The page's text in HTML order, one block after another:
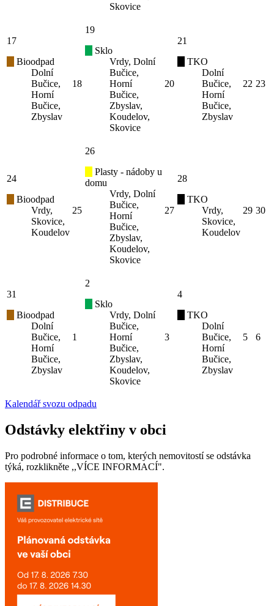
Skovice
17
Bioodpad
Dolní
Bučice,
Horní
Bučice,
Zbyslav
18
19
Sklo
Vrdy, Dolní
Bučice,
Horní
Bučice,
Zbyslav,
Koudelov,
Skovice
20
21
TKO
Dolní
Bučice,
Horní
Bučice,
Zbyslav
22 23
24
Bioodpad
Vrdy,
Skovice,
Koudelov
25
26
Plasty - nádoby u
domu
Vrdy, Dolní
Bučice,
Horní
Bučice,
Zbyslav,
Koudelov,
Skovice
27
28
TKO
Vrdy,
Skovice,
Koudelov
29 30
31
Bioodpad
Dolní
Bučice,
Horní
Bučice,
Zbyslav
1
2
Sklo
Vrdy, Dolní
Bučice,
Horní
Bučice,
Zbyslav,
Koudelov,
Skovice
3
4
TKO
Dolní
Bučice,
Horní
Bučice,
Zbyslav
5 6
Kalendář svozu odpadu
Odstávky elektřiny v obci
Pro podrobné informace o tom, kterých nemovitostí se odstávka
týká, rozklikněte ,,VÍCE INFORMACÍ".